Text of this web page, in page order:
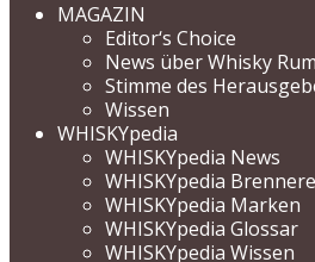
MAGAZIN
Editor‘s Choice
News über Whisky
Stimme des
Wissen
WHISKYpedia
WHISKYpedia News
WHISKYpedia
WHISKYpedia Marken
WHISKYpedia Glossar
WHISKYpedia Wissen